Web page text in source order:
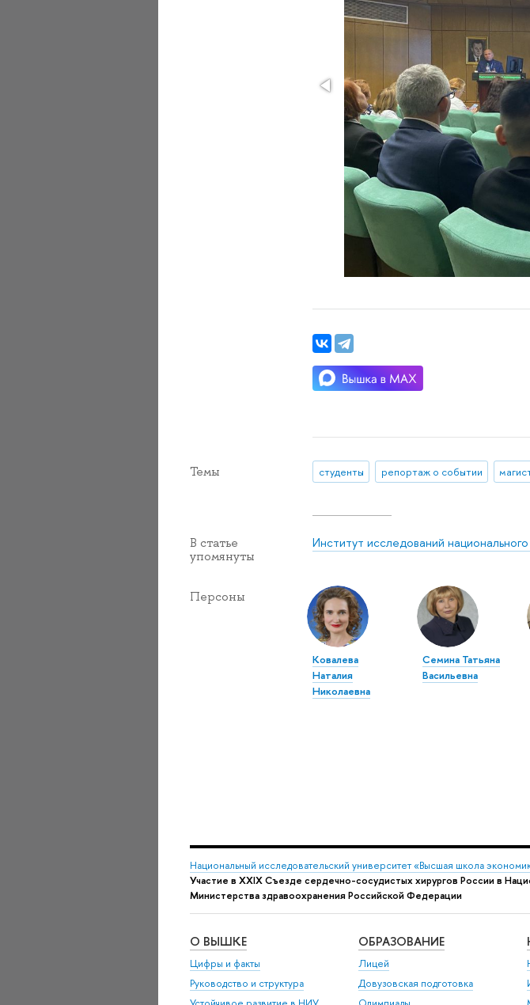
Темы студенты репортаж о событии
В статье
упомянуты
Институт исследований
Персоны
Ковалева
Наталия
Николаевна
Семина Татьяна
Васильевна
Национальный исследовательский университет «Высшая школа
Участие в XXIX Съезде сердечно-сосудистых хирургов России в
Министерства здравоохранения Российской Федерации
О ВЫШКЕ
Цифры и факты
Руководство и структура
ОБРАЗОВАНИЕ
Лицей
Довузовская подготовка